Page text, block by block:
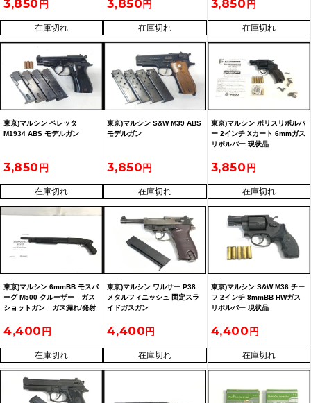
3,850
在庫切れ
3,850
在庫切れ
3,850
在庫切れ
東京)マルシン ベレッタ
M1934 ABS モデルガン
3,850
在庫切れ
東京)マルシン S&W M39 ABS
モデルガン
3,850
在庫切れ
東京)マルシン ポリスリボルバ
ー 2インチ Xカート 6mmガス
リボルバー 現状品
3,850
在庫切れ
東京)マルシン 6mmBB モスバ
ーグ M500 クルーザー ガス
ショットガン ガス漏れ/発射
4,400
在庫切れ
東京)マルシン ワルサー P38
メタルフィニッシュ 固定スラ
イドガスガン
4,400
在庫切れ
東京)マルシン S&W M36 チー
フ 2インチ 8mmBB HWガス
リボルバー 現状品
4,400
在庫切れ